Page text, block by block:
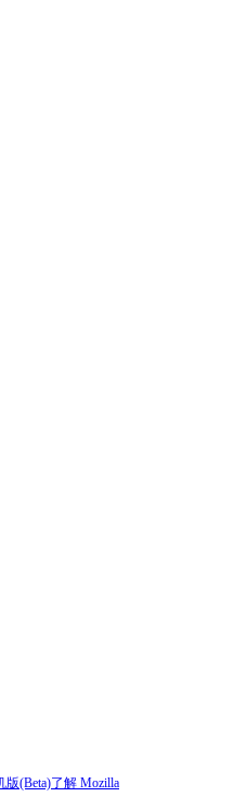
版(Beta)了解 Mozilla